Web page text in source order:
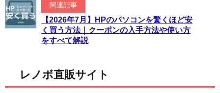
関連記事
【2026年7月】HPのパソコンを驚くほど安
く買う方法｜クーポンの入手方法や使い方
をすべて解説
レノボ直販サイト